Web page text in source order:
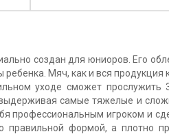
создан для юниоров. Его
Мяч, как и вся
уходе сможет
самые тяжелые и
профессиональным игроком и
правильной формой, а плотно